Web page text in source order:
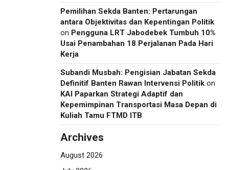
Pemilihan Sekda Banten: Pertarungan
antara Objektivitas dan Kepentingan Politik
on Pengguna LRT Jabodebek Tumbuh 10%
Usai Penambahan 18 Perjalanan Pada Hari
Kerja
Subandi Musbah: Pengisian Jabatan Sekda
Definitif Banten Rawan Intervensi Politik on
KAI Paparkan Strategi Adaptif dan
Kepemimpinan Transportasi Masa Depan di
Kuliah Tamu FTMD ITB
Archives
August 2026